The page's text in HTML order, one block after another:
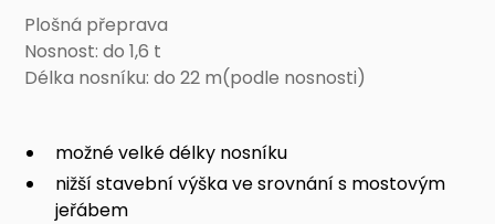
Plošná přeprava
Nosnost: do 1,6 t
Délka nosníku: do 22 m(podle nosnosti)
možné velké délky nosníku
nižší stavební výška ve srovnání s mostovým
jeřábem